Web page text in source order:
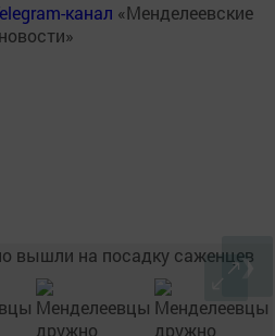
канал «Менделеевские
новости»
❯